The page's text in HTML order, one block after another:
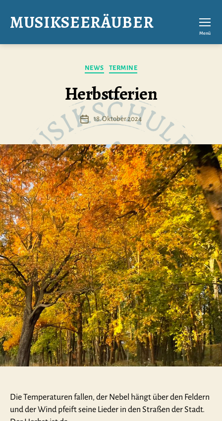
MUSIKSEERÄUBER Menü
Kategorien
NEWS TERMINE
Herbstferien
Veröffentlichungsdatum
18. Oktober 2024
Die Temperaturen fallen, der Nebel hängt über den Feldern
und der Wind pfeift seine Lieder in den Straßen der Stadt.